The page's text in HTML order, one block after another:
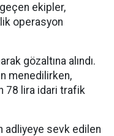
ekipler,
operasyon
gözaltına alındı.
menedilirken,
78 lira idari trafik
adliyeye sevk edilen